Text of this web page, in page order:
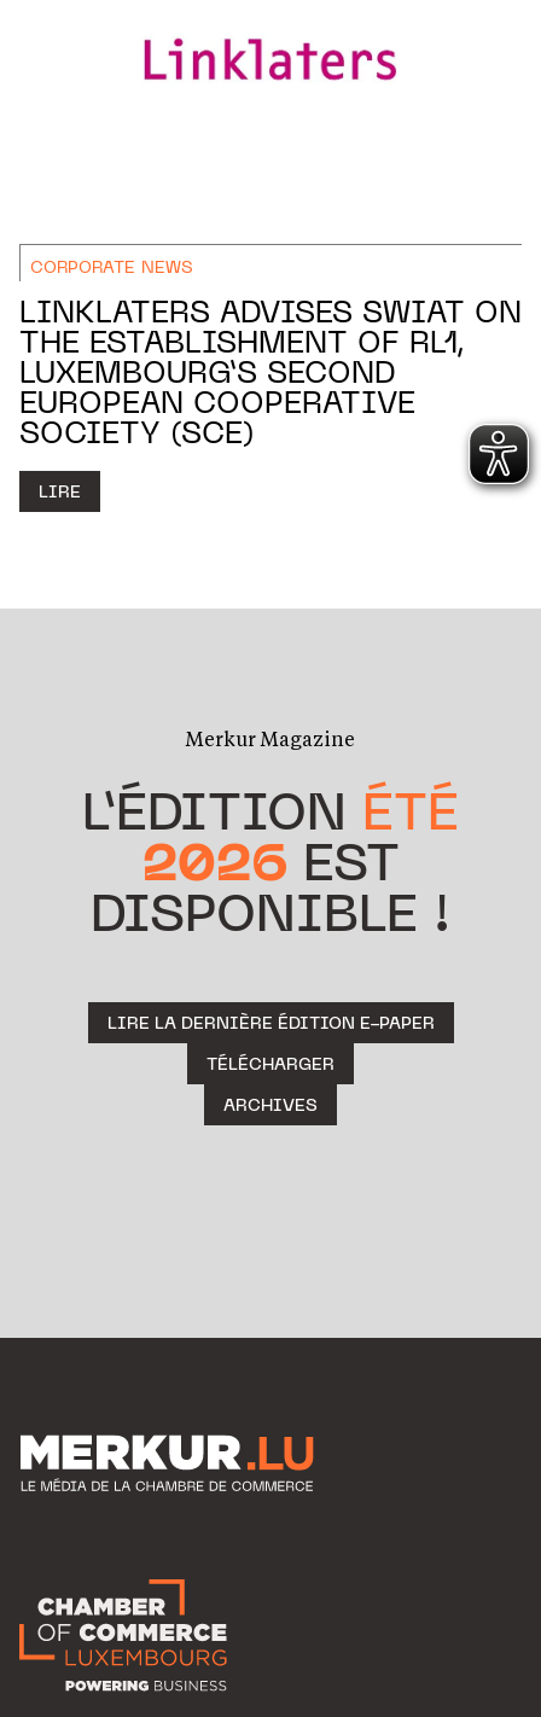
CORPORATE NEWS
LINKLATERS ADVISES SWIAT ON
THE ESTABLISHMENT OF RL1,
LUXEMBOURG’S SECOND
EUROPEAN COOPERATIVE
SOCIETY (SCE)
LIRE
Merkur Magazine
L’ÉDITION ÉTÉ
2026 EST
DISPONIBLE !
LIRE LA DERNIÈRE ÉDITION E-PAPER
TÉLÉCHARGER
ARCHIVES